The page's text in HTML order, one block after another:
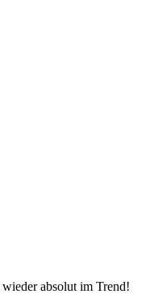
wieder absolut im Trend!